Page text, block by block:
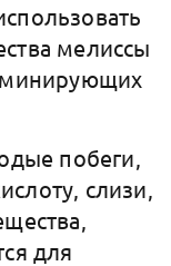
мелиссы
побеги,
слизи,
для